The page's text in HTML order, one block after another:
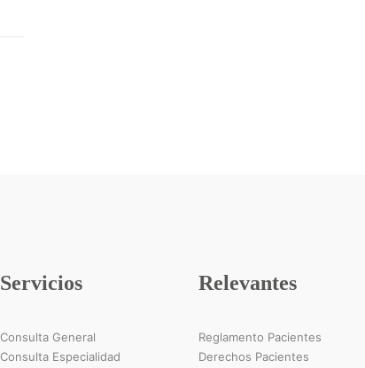
Servicios
Consulta General
Consulta Especialidad
Relevantes
Reglamento Pacientes
Derechos Pacientes